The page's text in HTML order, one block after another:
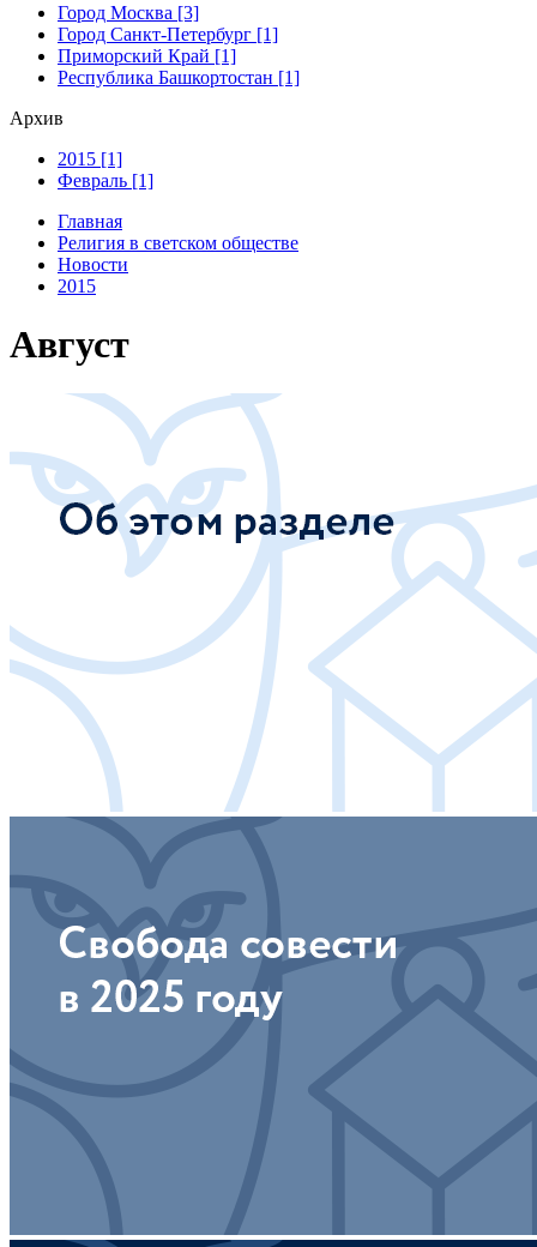
Город Москва [3]
Город Санкт-Петербург [1]
Приморский Край [1]
Республика Башкортостан [1]
Архив
2015 [1]
Февраль [1]
Главная
Религия в светском обществе
Новости
2015
Август